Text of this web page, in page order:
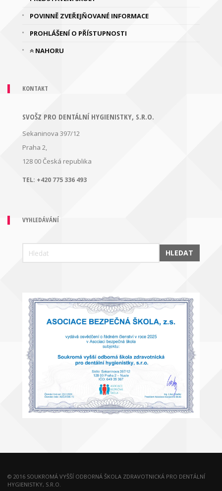
POVINNĚ ZVEŘEJŇOVANÉ INFORMACE
PROHLÁŠENÍ O PŘÍSTUPNOSTI
NAHORU
KONTAKT
SVOŠZ PRO DENTÁLNÍ HYGIENISTKY, S.R.O.
Sekaninova 397/12
Praha 2,
128 00 Česká republika
TEL: +420 775 336 493
VYHLEDÁVÁNÍ
HLEDAT
© 2016 SOUKROMÁ VYŠŠÍ ODBORNÁ ŠKOLA ZDRAVOTNICKÁ PRO DENTÁLNÍ
HYGIENISTKY, S.R.O.